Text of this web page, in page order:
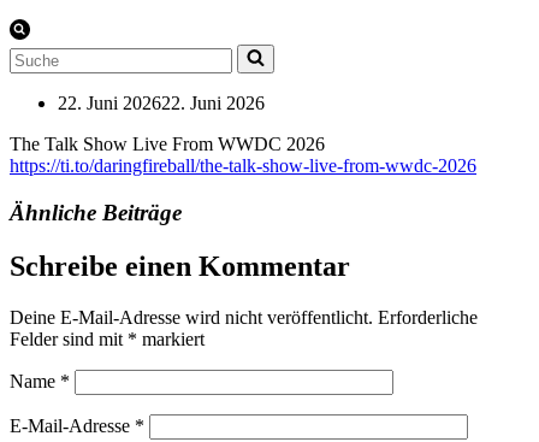
Suchen
nach …
22. Juni 202622. Juni 2026
The Talk Show Live From WWDC 2026
https://ti.to/daringfireball/the-talk-show-live-from-wwdc-2026
Ähnliche Beiträge
Schreibe einen Kommentar
Deine E-Mail-Adresse wird nicht veröffentlicht. Erforderliche
Felder sind mit * markiert
Name *
E-Mail-Adresse *